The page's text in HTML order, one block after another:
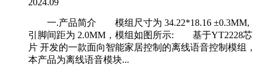
一.产品简介 模组尺寸为 34.22*18.16 ±0.3MM,
引脚间距为 2.0MM，模组如图所示: 基于YT2228芯
片 开发的一款面向智能家居控制的离线语音控制模组，
本产品为离线语音模块...